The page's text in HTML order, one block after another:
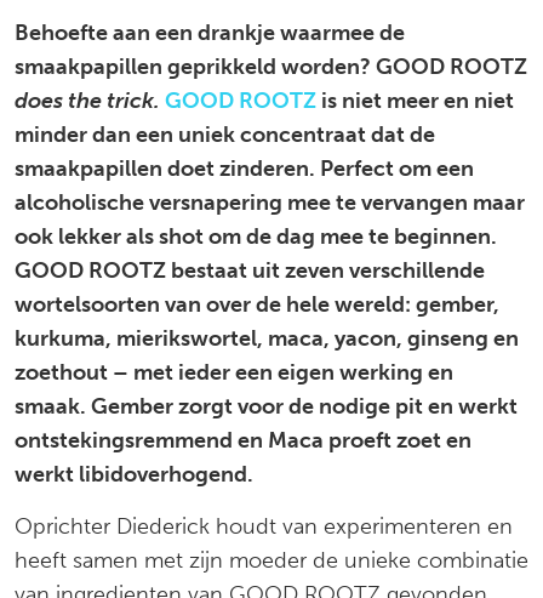
Behoefte aan een drankje waarmee de
smaakpapillen geprikkeld worden? GOOD ROOTZ
does the trick. GOOD ROOTZ is niet meer en niet
minder dan een uniek concentraat dat de
smaakpapillen doet zinderen. Perfect om een
alcoholische versnapering mee te vervangen maar
ook lekker als shot om de dag mee te beginnen.
GOOD ROOTZ bestaat uit zeven verschillende
wortelsoorten van over de hele wereld: gember,
kurkuma, mierikswortel, maca, yacon, ginseng en
zoethout – met ieder een eigen werking en
smaak. Gember zorgt voor de nodige pit en werkt
ontstekingsremmend en Maca proeft zoet en
werkt libidoverhogend.
Oprichter Diederick houdt van experimenteren en
heeft samen met zijn moeder de unieke combinatie